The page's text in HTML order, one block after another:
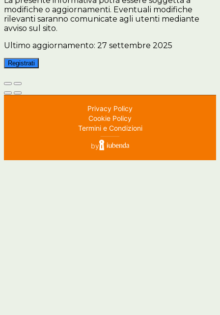
modifiche o aggiornamenti. Eventuali modifiche
rilevanti saranno comunicate agli utenti mediante
avviso sul sito.
Ultimo aggiornamento: 27 settembre 2025
Registrati
Privacy Policy
Cookie Policy
Termini e Condizioni
⸻
by